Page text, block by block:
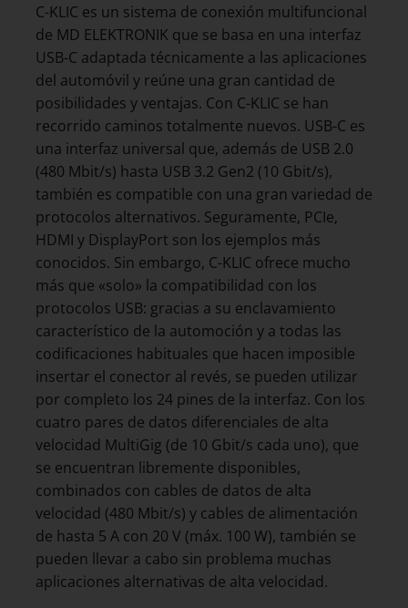
C-KLIC es un sistema de conexión multifuncional
de MD ELEKTRONIK que se basa en una interfaz
USB-C adaptada técnicamente a las aplicaciones
del automóvil y reúne una gran cantidad de
posibilidades y ventajas. Con C-KLIC se han
recorrido caminos totalmente nuevos. USB-C es
una interfaz universal que, además de USB 2.0
(480 Mbit/s) hasta USB 3.2 Gen2 (10 Gbit/s),
también es compatible con una gran variedad de
protocolos alternativos. Seguramente, PCIe,
HDMI y DisplayPort son los ejemplos más
conocidos. Sin embargo, C-KLIC ofrece mucho
más que «solo» la compatibilidad con los
protocolos USB: gracias a su enclavamiento
característico de la automoción y a todas las
codificaciones habituales que hacen imposible
insertar el conector al revés, se pueden utilizar
por completo los 24 pines de la interfaz. Con los
cuatro pares de datos diferenciales de alta
velocidad MultiGig (de 10 Gbit/s cada uno), que
se encuentran libremente disponibles,
combinados con cables de datos de alta
velocidad (480 Mbit/s) y cables de alimentación
de hasta 5 A con 20 V (máx. 100 W), también se
pueden llevar a cabo sin problema muchas
aplicaciones alternativas de alta velocidad.